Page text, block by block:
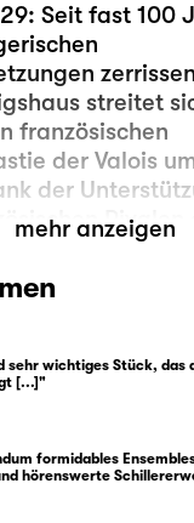
Seit fast 100
streitet
französischen
der Valois
der
Rivalen
Burgund, ist es
einzunehmen.
nicht in
um Macht und
Gemengelage
Johanna. Zu
Kriegswirren, so
mehr anzeigen
sehr wichtiges Stück, das
[...]"
formidables
hörenswerte